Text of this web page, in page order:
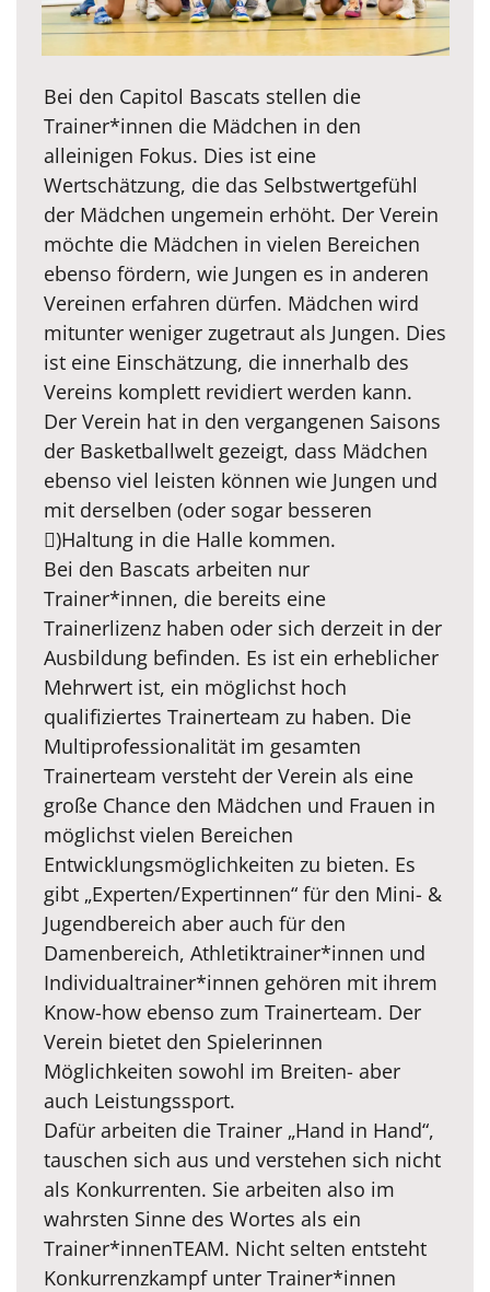
Bei den Capitol Bascats stellen die
Trainer*innen die Mädchen in den
alleinigen Fokus. Dies ist eine
Wertschätzung, die das Selbstwertgefühl
der Mädchen ungemein erhöht. Der Verein
möchte die Mädchen in vielen Bereichen
ebenso fördern, wie Jungen es in anderen
Vereinen erfahren dürfen. Mädchen wird
mitunter weniger zugetraut als Jungen. Dies
ist eine Einschätzung, die innerhalb des
Vereins komplett revidiert werden kann.
Der Verein hat in den vergangenen Saisons
der Basketballwelt gezeigt, dass Mädchen
ebenso viel leisten können wie Jungen und
mit derselben (oder sogar besseren
)Haltung in die Halle kommen.
Bei den Bascats arbeiten nur
Trainer*innen, die bereits eine
Trainerlizenz haben oder sich derzeit in der
Ausbildung befinden. Es ist ein erheblicher
Mehrwert ist, ein möglichst hoch
qualifiziertes Trainerteam zu haben. Die
Multiprofessionalität im gesamten
Trainerteam versteht der Verein als eine
große Chance den Mädchen und Frauen in
möglichst vielen Bereichen
Entwicklungsmöglichkeiten zu bieten. Es
gibt „Experten/Expertinnen“ für den Mini- &
Jugendbereich aber auch für den
Damenbereich, Athletiktrainer*innen und
Individualtrainer*innen gehören mit ihrem
Know-how ebenso zum Trainerteam. Der
Verein bietet den Spielerinnen
Möglichkeiten sowohl im Breiten- aber
auch Leistungssport.
Dafür arbeiten die Trainer „Hand in Hand“,
tauschen sich aus und verstehen sich nicht
als Konkurrenten. Sie arbeiten also im
wahrsten Sinne des Wortes als ein
Trainer*innenTEAM. Nicht selten entsteht
Konkurrenzkampf unter Trainer*innen